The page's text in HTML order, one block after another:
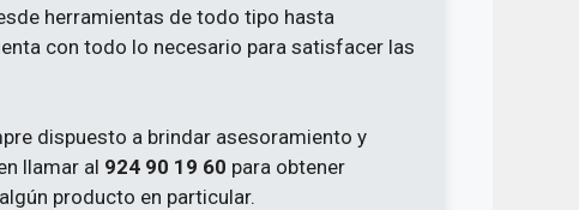
herramientas de todo tipo hasta
con todo lo necesario para satisfacer las
dispuesto a brindar asesoramiento y
llamar al 924 90 19 60 para obtener
producto en particular.